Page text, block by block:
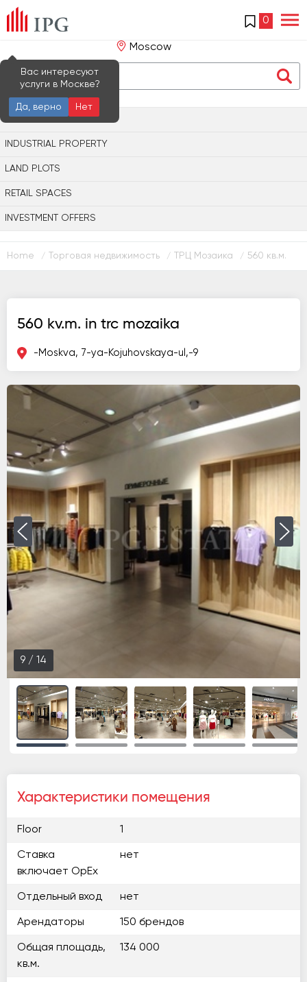
0
Moscow
Вас интересуют
услуги в Москве?
Да, верно
Нет
OFFICE PROPERTY
INDUSTRIAL PROPERTY
LAND PLOTS
RETAIL SPACES
INVESTMENT OFFERS
Home / Торговая недвижимость / ТРЦ Мозаика / 560 кв.м.
560 kv.m. in trc mozaika
-Moskva, 7-ya-Kojuhovskaya-ul,-9
9 / 14
Характеристики помещения
Floor 1
Ставка
включает OpEx
нет
Отдельный вход нет
Арендаторы 150 брендов
Общая площадь,
кв.м.
134 000